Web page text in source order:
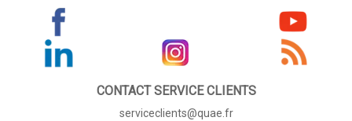
CONTACT SERVICE CLIENTS
serviceclients@quae.fr